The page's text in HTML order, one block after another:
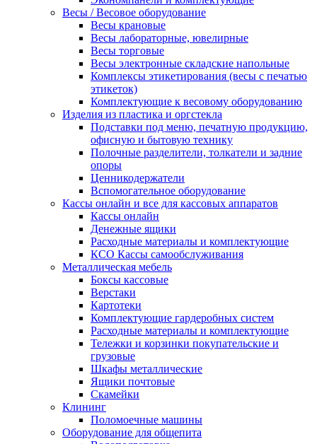
Весы / Весовое оборудование
Весы крановые
Весы лабораторные, ювелирные
Весы торговые
Весы электронные складские напольные
Комплексы этикетирования (весы с печатью
этикеток)
Комплектующие к весовому оборудованию
Изделия из пластика и оргстекла
Подставки под меню, печатную продукцию,
офисную и бытовую технику
Полочные разделители, толкатели и задние
опоры
Ценникодержатели
Вспомогательное оборудование
Кассы онлайн и все для кассовых аппаратов
Кассы онлайн
Денежные ящики
Расходные материалы и комплектующие
КСО Кассы самообслуживания
Металлическая мебель
Боксы кассовые
Верстаки
Картотеки
Комплектующие гардеробных систем
Расходные материалы и комплектующие
Тележки и корзинки покупательские и
грузовые
Шкафы металлические
Ящики почтовые
Скамейки
Клининг
Поломоечные машины
Оборудование для общепита